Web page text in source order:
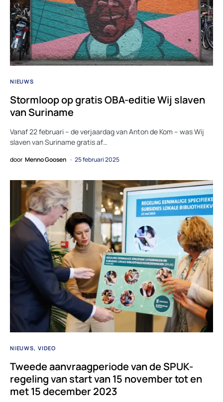
NIEUWS
Stormloop op gratis OBA-editie Wij slaven
van Suriname
Vanaf 22 februari – de verjaardag van Anton de Kom – was Wij
slaven van Suriname gratis af…
door Menno Goosen 25 februari 2025
NIEUWS VIDEO
Tweede aanvraagperiode van de SPUK-
regeling van start van 15 november tot en
met 15 december 2023